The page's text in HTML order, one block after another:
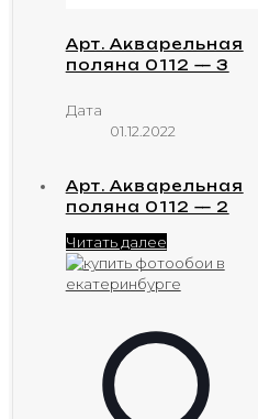
Арт. Акварельная
поляна 0112 — 3
Дата
01.12.2022
Арт. Акварельная
поляна 0112 — 2
Читать далее